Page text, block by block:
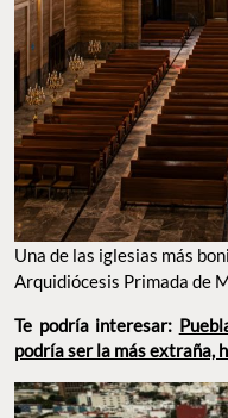
Una de las iglesias más
Arquidiócesis Primada de
Te podría interesar:
podría ser la más extraña,